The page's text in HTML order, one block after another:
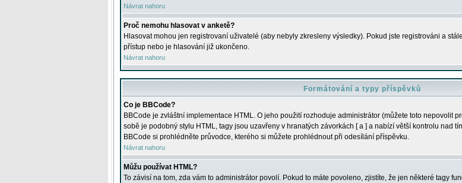
Návrat nahoru
Proč nemohu hlasovat v anketě?
Hlasovat mohou jen registrovaní uživatelé (aby nebyly zkresleny výsledky). Pokud jste registrováni a
přístup nebo je hlasování již ukončeno.
Návrat nahoru
Formátování a typy příspěvků
Co je BBCode?
BBCode je zvláštní implementace HTML. O jeho použití rozhoduje administrátor (můžete toto nepovolit
sobě je podobný stylu HTML, tagy jsou uzavřeny v hranatých závorkách [ a ] a nabízí větší kontrolu nad
BBCode si prohlédněte průvodce, kterého si můžete prohlédnout při odesílání příspěvku.
Návrat nahoru
Můžu používat HTML?
To závisí na tom, zda vám to administrátor povolí. Pokud to máte povoleno, zjistíte, že jen některé tagy